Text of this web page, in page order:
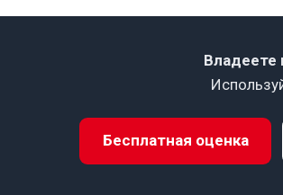
Бесплатная оценка